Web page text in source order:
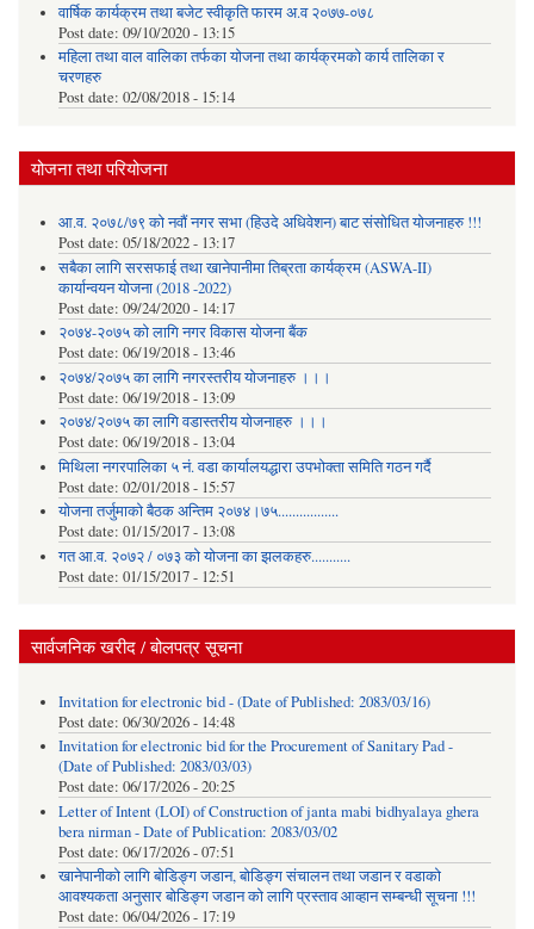
वार्षिक कार्यक्रम तथा बजेट स्वीकृति फारम अ.व २०७७-०७८
Post date: 09/10/2020 - 13:15
महिला तथा वाल वालिका तर्फका याेजना तथा कार्यक्रमकाे कार्य तालिका र
चरणहरु
Post date: 02/08/2018 - 15:14
योजना तथा परियोजना
आ.व. २०७८/७९ को नवौं नगर सभा (हिउदे अधिवेशन) बाट संसोधित योजनाहरु !!!
Post date: 05/18/2022 - 13:17
सबैका लागि सरसफाई तथा खानेपानीमा तिब्रता कार्यक्रम (ASWA-II)
कार्यान्वयन योजना (2018 -2022)
Post date: 09/24/2020 - 14:17
२०७४-२०७५ को लागि नगर विकास योजना बैंक
Post date: 06/19/2018 - 13:46
२०७४/२०७५ का लागि नगरस्तरीय योजनाहरु ।।।
Post date: 06/19/2018 - 13:09
२०७४/२०७५ का लागि वडास्तरीय योजनाहरु ।।।
Post date: 06/19/2018 - 13:04
मिथिला नगरपालिका ५ नं. वडा कार्यालयद्धारा उपभोक्ता समिति गठन गर्दै
Post date: 02/01/2018 - 15:57
याेजना तर्जुमाकाे बैठक अन्तिम २०७४।७५.................
Post date: 01/15/2017 - 13:08
गत आ.व. २०७२ / ०७३ को योजना का झलकहरु...........
Post date: 01/15/2017 - 12:51
सार्वजनिक खरीद / बोलपत्र सूचना
Invitation for electronic bid - (Date of Published: 2083/03/16)
Post date: 06/30/2026 - 14:48
Invitation for electronic bid for the Procurement of Sanitary Pad -
(Date of Published: 2083/03/03)
Post date: 06/17/2026 - 20:25
Letter of Intent (LOI) of Construction of janta mabi bidhyalaya ghera
bera nirman - Date of Publication: 2083/03/02
Post date: 06/17/2026 - 07:51
खानेपानीको लागि बोडिङ्ग जडान, बोडिङ्ग संचालन तथा जडान र वडाको
आवश्यकता अनुसार बोडिङ्ग जडान को लागि प्रस्ताव आव्हान सम्बन्धी सूचना !!!
Post date: 06/04/2026 - 17:19